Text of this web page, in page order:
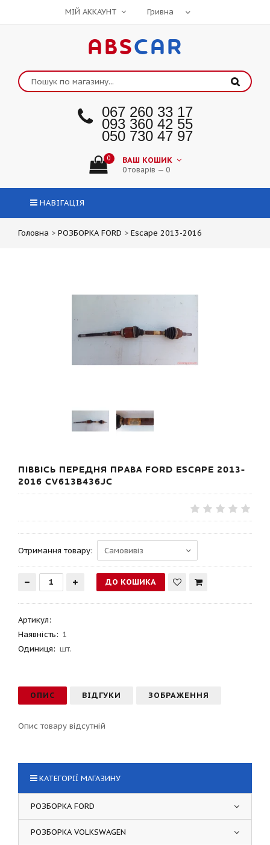
МІЙ АККАУНТ
ABSCAR
067 260 33 17
093 360 42 55
050 730 47 97
0 ВАШ КОШИК
0 товарів — 0
НАВІГАЦІЯ
Головна > РОЗБОРКА FORD > Escape 2013-2016
ПІВВІСЬ ПЕРЕДНЯ ПРАВА FORD ESCAPE 2013-
2016 CV613B436JC
Отримання товару:
Артикул:
Наявність: 1
Одиниця: шт.
ОПИС ВІДГУКИ ЗОБРАЖЕННЯ
Опис товару відсутній
КАТЕГОРІЇ МАГАЗИНУ
РОЗБОРКА FORD
РОЗБОРКА VOLKSWAGEN